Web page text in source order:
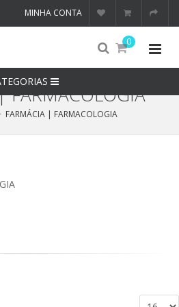
MINHA CONTA
0
FARMACOLOGIA
FARMÁCIA | FARMACOLOGIA